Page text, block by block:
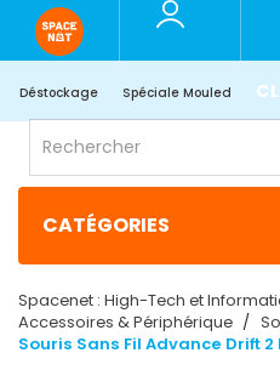
Déstockage Spéciale Mouled
CATÉGORIES
Spacenet : High-Tech et
Accessoires & Périphérique
Souris Sans Fil Advance Drift 2